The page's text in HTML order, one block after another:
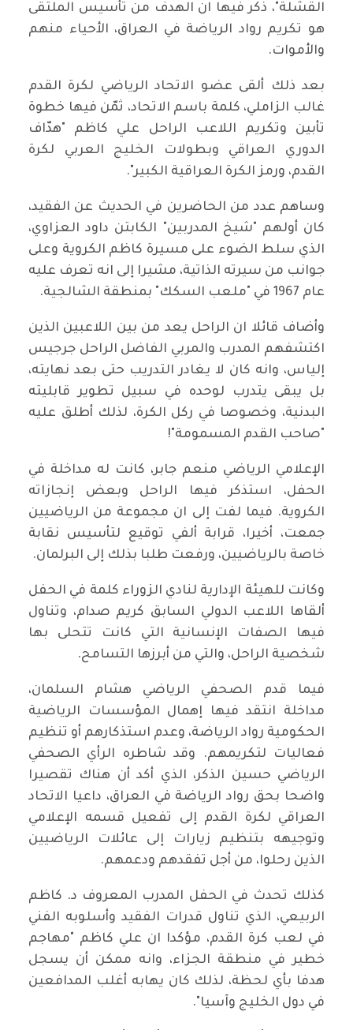
القشلة"، ذكر فيها ان الهدف من تأسيس الملتقى
هو تكريم رواد الرياضة في العراق، الأحياء منهم
والأموات.
بعد ذلك ألقى عضو الاتحاد الرياضي لكرة القدم
غالب الزاملي، كلمة باسم الاتحاد، ثمّن فيها خطوة
تأبين وتكريم اللاعب الراحل علي كاظم "هدّاف
الدوري العراقي وبطولات الخليج العربي لكرة
القدم، ورمز الكرة العراقية الكبير".
وساهم عدد من الحاضرين في الحديث عن الفقيد،
كان أولهم "شيخ المدربين" الكابتن داود العزاوي،
الذي سلط الضوء على مسيرة كاظم الكروية وعلى
جوانب من سيرته الذاتية، مشيرا إلى انه تعرف عليه
عام 1967 في "ملعب السكك" بمنطقة الشالجية.
وأضاف قائلا ان الراحل يعد من بين اللاعبين الذين
اكتشفهم المدرب والمربي الفاضل الراحل جرجيس
إلياس، وانه كان لا يغادر التدريب حتى بعد نهايته،
بل يبقى يتدرب لوحده في سبيل تطوير قابليته
البدنية، وخصوصا في ركل الكرة، لذلك أطلق عليه
"صاحب القدم المسمومة"!
الإعلامي الرياضي منعم جابر، كانت له مداخلة في
الحفل، استذكر فيها الراحل وبعض إنجازاته
الكروية. فيما لفت إلى ان مجموعة من الرياضيين
جمعت، أخيرا، قرابة ألفي توقيع لتأسيس نقابة
خاصة بالرياضيين، ورفعت طلبا بذلك إلى البرلمان.
وكانت للهيئة الإدارية لنادي الزوراء كلمة في الحفل
ألقاها اللاعب الدولي السابق كريم صدام، وتناول
فيها الصفات الإنسانية التي كانت تتحلى بها
شخصية الراحل، والتي من أبرزها التسامح.
فيما قدم الصحفي الرياضي هشام السلمان،
مداخلة انتقد فيها إهمال المؤسسات الرياضية
الحكومية رواد الرياضة، وعدم استذكارهم أو تنظيم
فعاليات لتكريمهم. وقد شاطره الرأي الصحفي
الرياضي حسين الذكر، الذي أكد أن هناك تقصيرا
واضحا بحق رواد الرياضة في العراق، داعيا الاتحاد
العراقي لكرة القدم إلى تفعيل قسمه الإعلامي
وتوجيهه بتنظيم زيارات إلى عائلات الرياضيين
الذين رحلوا، من أجل تفقدهم ودعمهم.
كذلك تحدث في الحفل المدرب المعروف د. كاظم
الربيعي، الذي تناول قدرات الفقيد وأسلوبه الفني
في لعب كرة القدم، مؤكدا ان علي كاظم "مهاجم
خطير في منطقة الجزاء، وانه ممكن أن يسجل
هدفا بأي لحظة، لذلك كان يهابه أغلب المدافعين
في دول الخليج وآسيا".